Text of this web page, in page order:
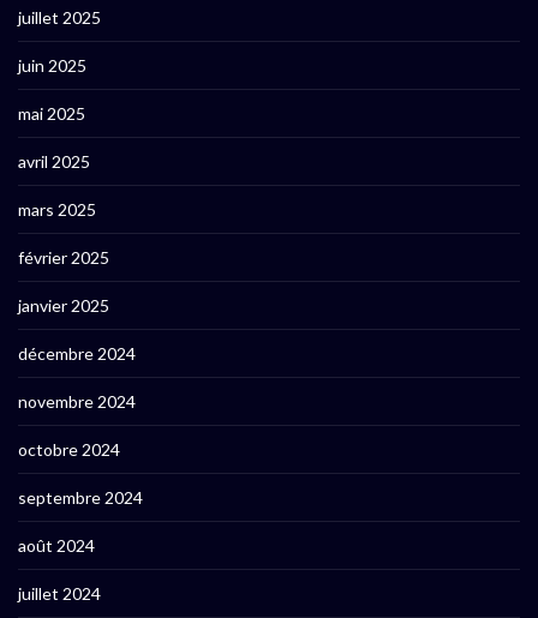
juillet 2025
juin 2025
mai 2025
avril 2025
mars 2025
février 2025
janvier 2025
décembre 2024
novembre 2024
octobre 2024
septembre 2024
août 2024
juillet 2024